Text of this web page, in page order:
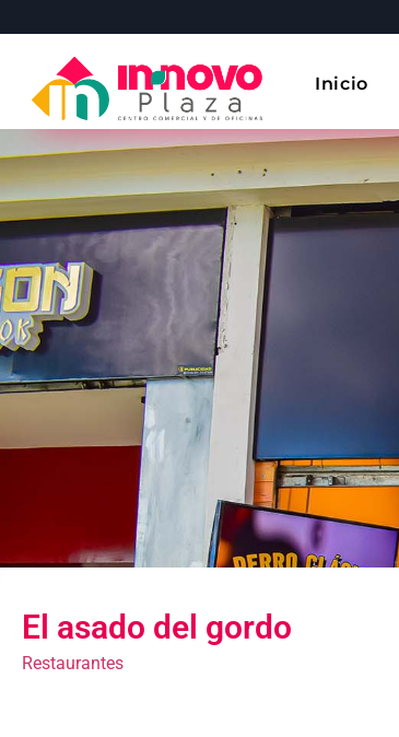
Inicio
El asado del gordo
Restaurantes